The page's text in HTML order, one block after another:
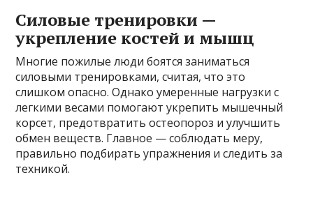
Силовые тренировки —
укрепление костей и мышц
Многие пожилые люди боятся заниматься
силовыми тренировками, считая, что это
слишком опасно. Однако умеренные нагрузки с
легкими весами помогают укрепить мышечный
корсет, предотвратить остеопороз и улучшить
обмен веществ. Главное — соблюдать меру,
правильно подбирать упражнения и следить за
техникой.